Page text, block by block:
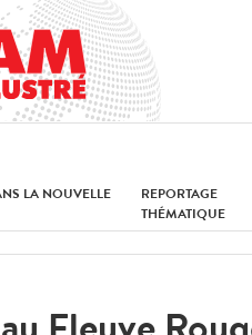
LA NOUVELLE
REPORTAGE
THÉMATIQUE